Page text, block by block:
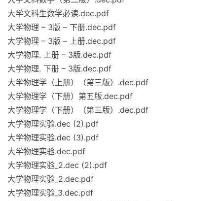
大学文科生数学必读.dec.pdf
大学物理 – 3版 – 下册.dec.pdf
大学物理 – 3版 – 上册.dec.pdf
大学物理. 上册 – 3版.dec.pdf
大学物理. 下册 – 3版.dec.pdf
大学物理学（上册）（第三版）.dec.pdf
大学物理学（下册）第五版.dec.pdf
大学物理学（下册）（第三版）.dec.pdf
大学物理实验.dec (2).pdf
大学物理实验.dec (3).pdf
大学物理实验.dec.pdf
大学物理实验_2.dec (2).pdf
大学物理实验_2.dec.pdf
大学物理实验_3.dec.pdf